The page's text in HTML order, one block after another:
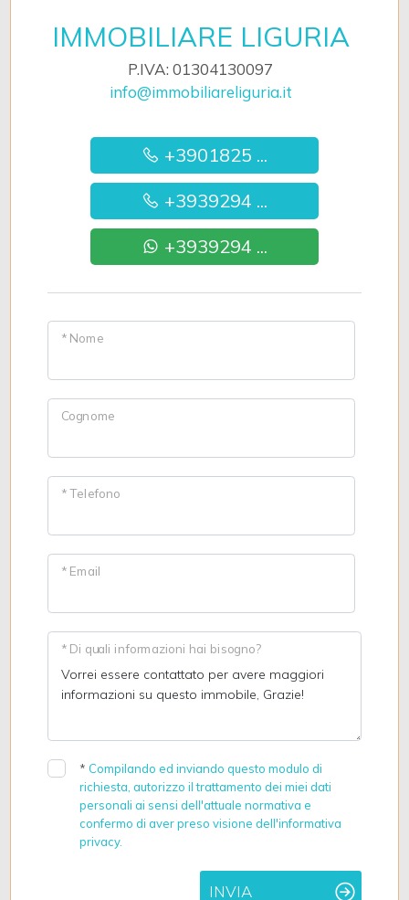
IMMOBILIARE LIGURIA
P.IVA: 01304130097
info@immobiliareliguria.it
+3901825 ...
+3939294 ...
+3939294 ...
* Nome
Cognome
* Telefono
* Email
* Di quali informazioni hai bisogno?
* Compilando ed inviando questo modulo di
richiesta, autorizzo il trattamento dei miei dati
personali ai sensi dell'attuale normativa e
confermo di aver preso visione dell'informativa
privacy.
INVIA